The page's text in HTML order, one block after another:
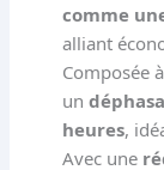
comme
alliant
Composée
un
heures,
Avec une